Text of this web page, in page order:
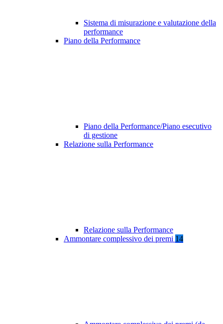
Sistema di misurazione e valutazione della
performance
Piano della Performance
Piano della Performance/Piano esecutivo
di gestione
Relazione sulla Performance
Relazione sulla Performance
Ammontare complessivo dei premi 14